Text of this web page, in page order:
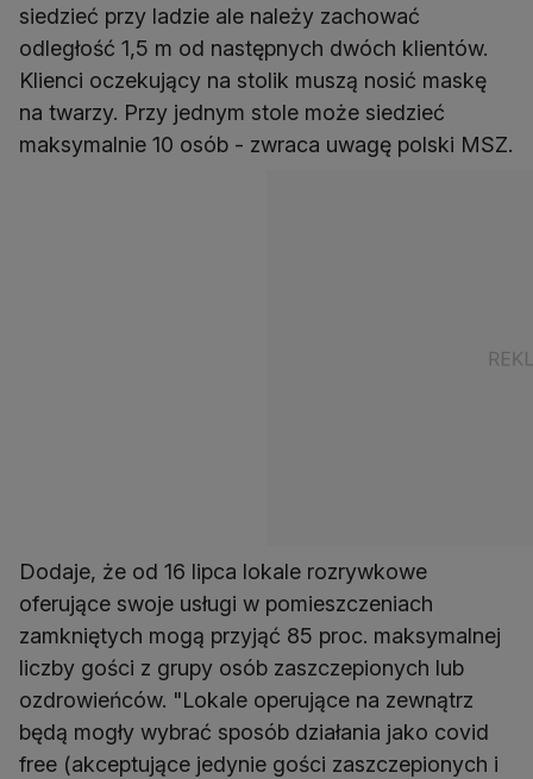
siedzieć przy ladzie ale należy zachować
odległość 1,5 m od następnych dwóch klientów.
Klienci oczekujący na stolik muszą nosić maskę
na twarzy. Przy jednym stole może siedzieć
maksymalnie 10 osób - zwraca uwagę polski MSZ.
Dodaje, że od 16 lipca lokale rozrywkowe
oferujące swoje usługi w pomieszczeniach
zamkniętych mogą przyjąć 85 proc. maksymalnej
liczby gości z grupy osób zaszczepionych lub
ozdrowieńców. "Lokale operujące na zewnątrz
będą mogły wybrać sposób działania jako covid
free (akceptujące jedynie gości zaszczepionych i